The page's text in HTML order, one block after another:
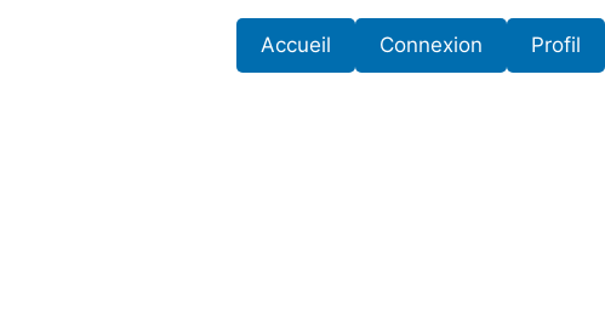
Accueil Connexion Profil